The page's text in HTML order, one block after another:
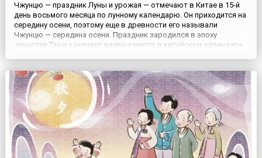
Чжунцю — праздник Луны и урожая — отмечают в Китае в 15-й
день восьмого месяца по лунному календарю. Он приходится на
середину осени, поэтому еще в древности его называли
Чжунцю — середина осени. Праздник зародился в эпоху
династии Тан и занимает важное место в китайском календаре
традиции в ден...